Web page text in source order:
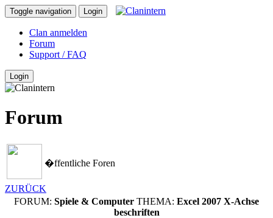
Toggle navigation Login
Clan anmelden
Forum
Support / FAQ
Login
Forum
�ffentliche Foren
ZURÜCK
FORUM: Spiele & Computer THEMA: Excel 2007 X-Achse
beschriften